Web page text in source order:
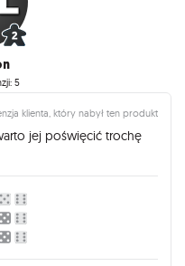
5
klienta, który nabył ten produkt
jej poświęcić trochę